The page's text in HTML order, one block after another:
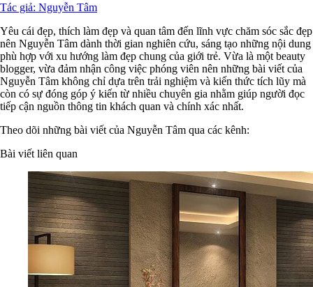
Tác giả: Nguyễn Tâm
Yêu cái đẹp, thích làm đẹp và quan tâm đến lĩnh vực chăm sóc sắc đẹp
nên Nguyễn Tâm dành thời gian nghiên cứu, sáng tạo những nội dung
phù hợp với xu hướng làm đẹp chung của giới trẻ. Vừa là một beauty
blogger, vừa đảm nhận công việc phóng viên nên những bài viết của
Nguyễn Tâm không chỉ dựa trên trải nghiệm và kiến thức tích lũy mà
còn có sự đóng góp ý kiến từ nhiều chuyên gia nhằm giúp người đọc
tiếp cận nguồn thông tin khách quan và chính xác nhất.
Theo dõi những bài viết của Nguyễn Tâm qua các kênh:
Bài viết liên quan